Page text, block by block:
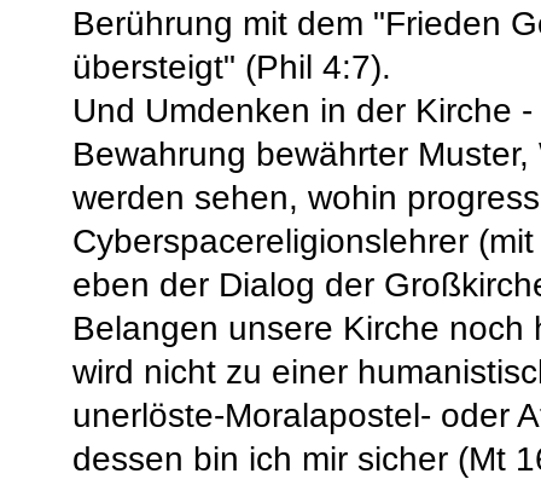
Berührung mit dem "Frieden
übersteigt" (Phil 4:7).
Und Umdenken in der Kirche
Bewahrung bewährter
werden sehen, wohin
Cyberspacereligionslehrer
eben der Dialog der
Belangen unsere Kirche
wird nicht zu einer
unerlöste-Moralapostel- oder
dessen bin ich mir sicher (Mt